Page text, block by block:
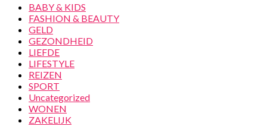
BABY & KIDS
FASHION & BEAUTY
GELD
GEZONDHEID
LIEFDE
LIFESTYLE
REIZEN
SPORT
Uncategorized
WONEN
ZAKELIJK